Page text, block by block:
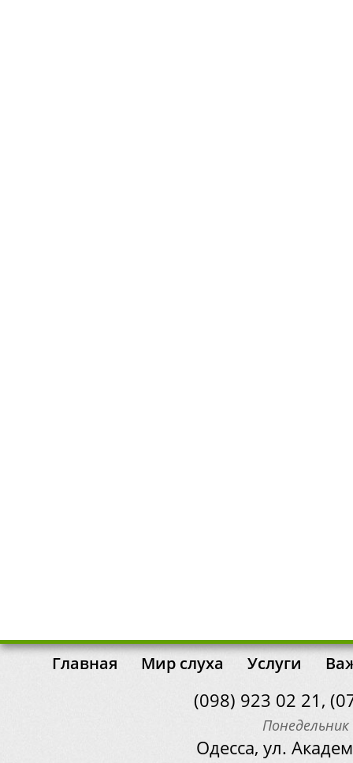
Главная Мир слуха Услуги
(098) 923 02 21,
Одесса, ул.